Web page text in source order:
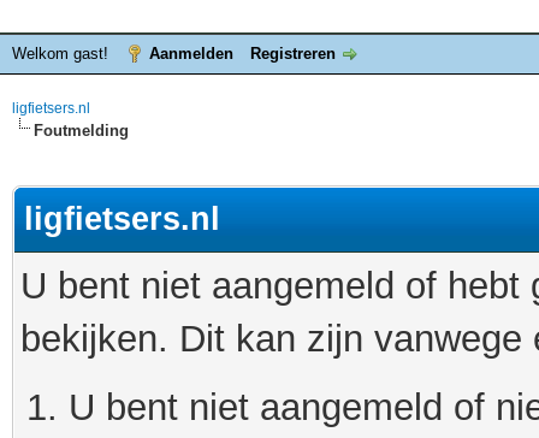
Welkom gast! Aanmelden Registreren
ligfietsers.nl
Foutmelding
ligfietsers.nl
U bent niet aangemeld of
bekijken. Dit kan zijn
U bent niet aangemeld of